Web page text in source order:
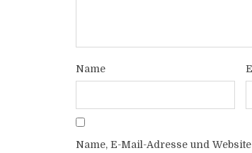
Name
Name, E-Mail-Adresse und